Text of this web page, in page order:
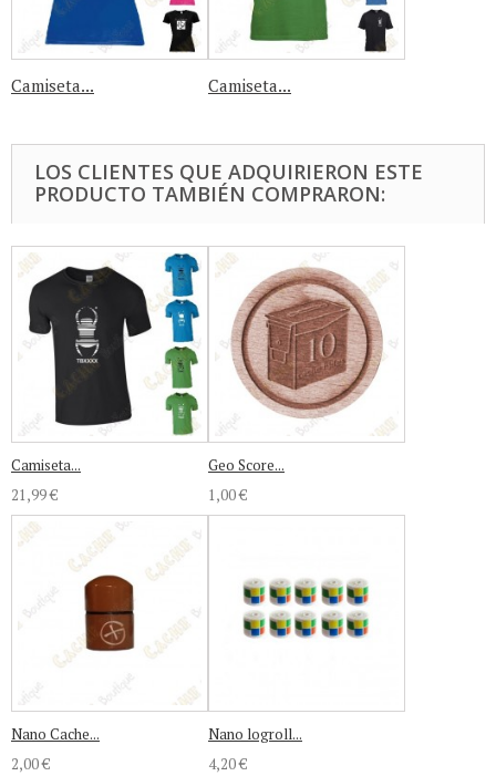
Camiseta... Camiseta...
LOS CLIENTES QUE ADQUIRIERON ESTE
PRODUCTO TAMBIÉN COMPRARON:
Camiseta...
21,99 €
Geo Score...
1,00 €
Nano Cache...
2,00 €
Nano logroll...
4,20 €